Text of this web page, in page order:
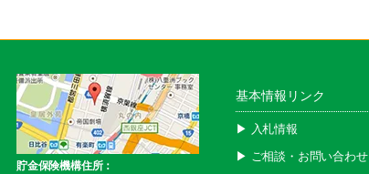
貯金保険機構住所：
基本情報リンク
▶︎ 入札情報
▶︎ ご相談・お問い合わせ